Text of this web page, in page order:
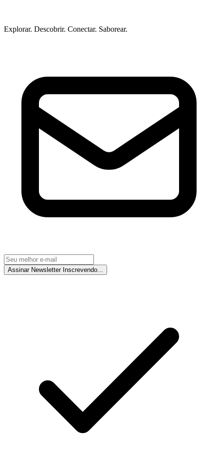
Explorar. Descobrir. Conectar. Saborear.
Assinar Newsletter Inscrevendo...